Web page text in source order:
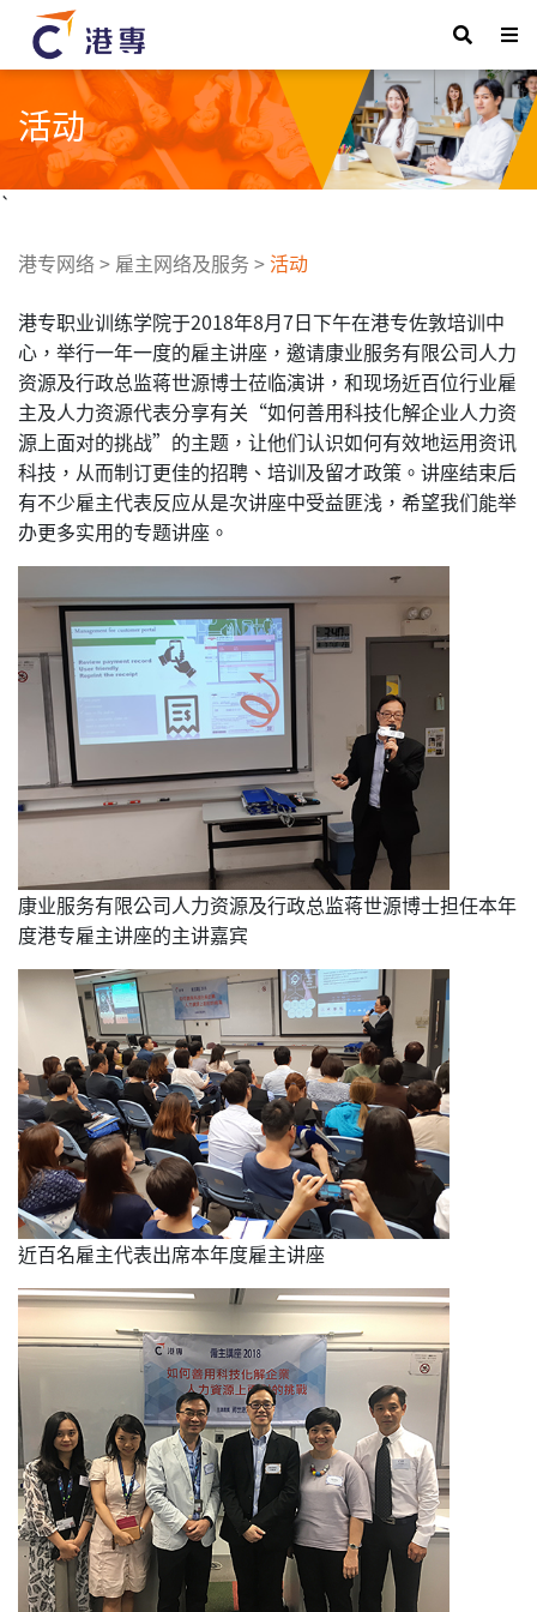
活动
`
港专网络> 雇主网络及服务 >活动
港专职业训练学院于2018年8月7日下午在港专佐敦培训中
心，举行一年一度的雇主讲座，邀请康业服务有限公司人力
资源及行政总监蒋世源博士莅临演讲，和现场近百位行业雇
主及人力资源代表分享有关“如何善用科技化解企业人力资
源上面对的挑战”的主题，让他们认识如何有效地运用资讯
科技，从而制订更佳的招聘、培训及留才政策。讲座结束后
有不少雇主代表反应从是次讲座中受益匪浅，希望我们能举
办更多实用的专题讲座。
康业服务有限公司人力资源及行政总监蒋世源博士担任本年
度港专雇主讲座的主讲嘉宾
近百名雇主代表出席本年度雇主讲座